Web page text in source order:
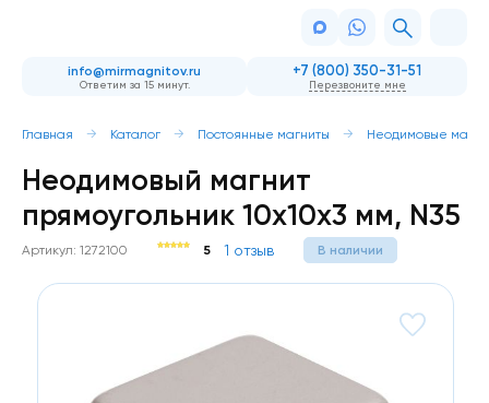
info@mirmagnitov.ru
Ответим за 15 минут.
+7 (800) 350-31-51
Перезвоните мне
Главная Каталог Постоянные магниты Неодимовые
Неодимовый магнит
прямоугольник 10х10х3 мм, N35
Артикул: 1272100 5 1 отзыв В наличии